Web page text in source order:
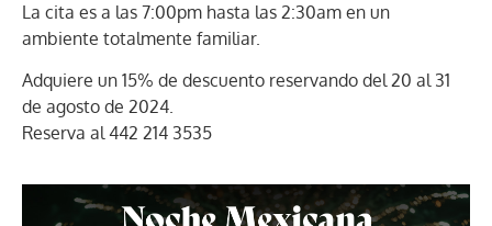
La cita es a las 7:00pm hasta las 2:30am en un
ambiente totalmente familiar.
Adquiere un 15% de descuento reservando del 20 al 31
de agosto de 2024.
Reserva al 442 214 3535